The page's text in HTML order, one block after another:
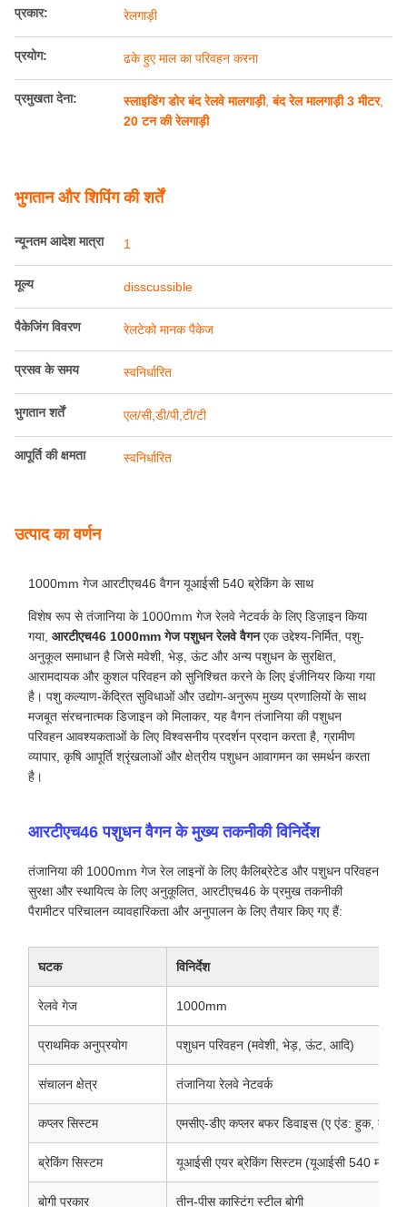
प्रकार: रेलगाड़ी
प्रयोग: ढके हुए माल का परिवहन करना
प्रमुखता देना: स्लाइडिंग डोर बंद रेलवे मालगाड़ी,बंद रेल मालगाड़ी 3 मीटर,
20 टन की रेलगाड़ी
भुगतान और शिपिंग की शर्तें
न्यूनतम आदेश मात्रा 1
मूल्य disscussible
पैकेजिंग विवरण रेलटेको मानक पैकेज
प्रसव के समय स्वनिर्धारित
भुगतान शर्तें एल/सी,डी/पी,टी/टी
आपूर्ति की क्षमता स्वनिर्धारित
उत्पाद का वर्णन
1000mm गेज आरटीएच46 वैगन यूआईसी 540 ब्रेकिंग के साथ
विशेष रूप से तंजानिया के 1000mm गेज रेलवे नेटवर्क के लिए डिज़ाइन किया
गया, आरटीएच46 1000mm गेज पशुधन रेलवे वैगनएक उद्देश्य-निर्मित, पशु-
अनुकूल समाधान है जिसे मवेशी, भेड़, ऊंट और अन्य पशुधन के सुरक्षित,
आरामदायक और कुशल परिवहन को सुनिश्चित करने के लिए इंजीनियर किया गया
है। पशु कल्याण-केंद्रित सुविधाओं और उद्योग-अनुरूप मुख्य प्रणालियों के साथ
मजबूत संरचनात्मक डिजाइन को मिलाकर, यह वैगन तंजानिया की पशुधन
परिवहन आवश्यकताओं के लिए विश्वसनीय प्रदर्शन प्रदान करता है, ग्रामीण
व्यापार, कृषि आपूर्ति श्रृंखलाओं और क्षेत्रीय पशुधन आवागमन का समर्थन करता
है।
आरटीएच46 पशुधन वैगन के मुख्य तकनीकी विनिर्देश
तंजानिया की 1000mm गेज रेल लाइनों के लिए कैलिब्रेटेड और पशुधन परिवहन
सुरक्षा और स्थायित्व के लिए अनुकूलित, आरटीएच46 के प्रमुख तकनीकी
पैरामीटर परिचालन व्यावहारिकता और अनुपालन के लिए तैयार किए गए हैं:
घटक विनिर्देश
रेलवे गेज 1000mm
प्राथमिक अनुप्रयोग पशुधन परिवहन (मवेशी, भेड़, ऊंट, आदि)
संचालन क्षेत्र तंजानिया रेलवे नेटवर्क
कप्लर सिस्टम एमसीए-डीए कप्लर बफर डिवाइस (ए एंड: हुक, बी
ब्रेकिंग सिस्टम यूआईसी एयर ब्रेकिंग सिस्टम (यूआईसी 540
बोगी प्रकार तीन-पीस कास्टिंग स्टील बोगी